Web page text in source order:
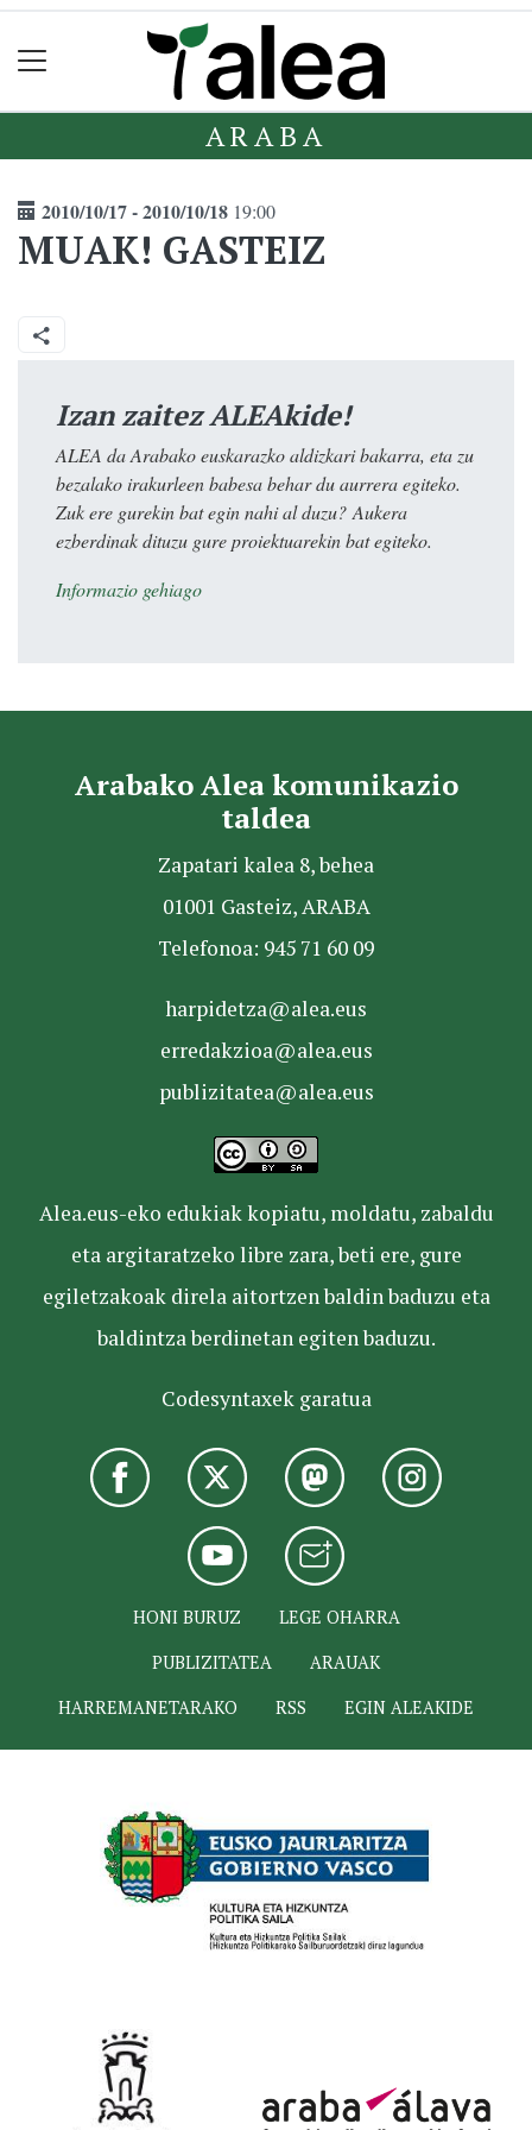
ARABA
2010/10/17 - 2010/10/18 19:00
MUAK! GASTEIZ
Izan zaitez ALEAkide!
ALEA da Arabako euskarazko aldizkari bakarra, eta zu
bezalako irakurleen babesa behar du aurrera egiteko.
Zuk ere gurekin bat egin nahi al duzu? Aukera
ezberdinak dituzu gure proiektuarekin bat egiteko.
Informazio gehiago
Arabako Alea komunikazio
taldea
Zapatari kalea 8, behea
01001 Gasteiz, ARABA
Telefonoa: 945 71 60 09
harpidetza@alea.eus
erredakzioa@alea.eus
publizitatea@alea.eus
Alea.eus-eko edukiak kopiatu, moldatu, zabaldu
eta argitaratzeko libre zara, beti ere, gure
egiletzakoak direla aitortzen baldin baduzu eta
baldintza berdinetan egiten baduzu.
Codesyntaxek garatua
HONI BURUZ
LEGE OHARRA
PUBLIZITATEA
ARAUAK
HARREMANETARAKO
RSS EGIN ALEAKIDE